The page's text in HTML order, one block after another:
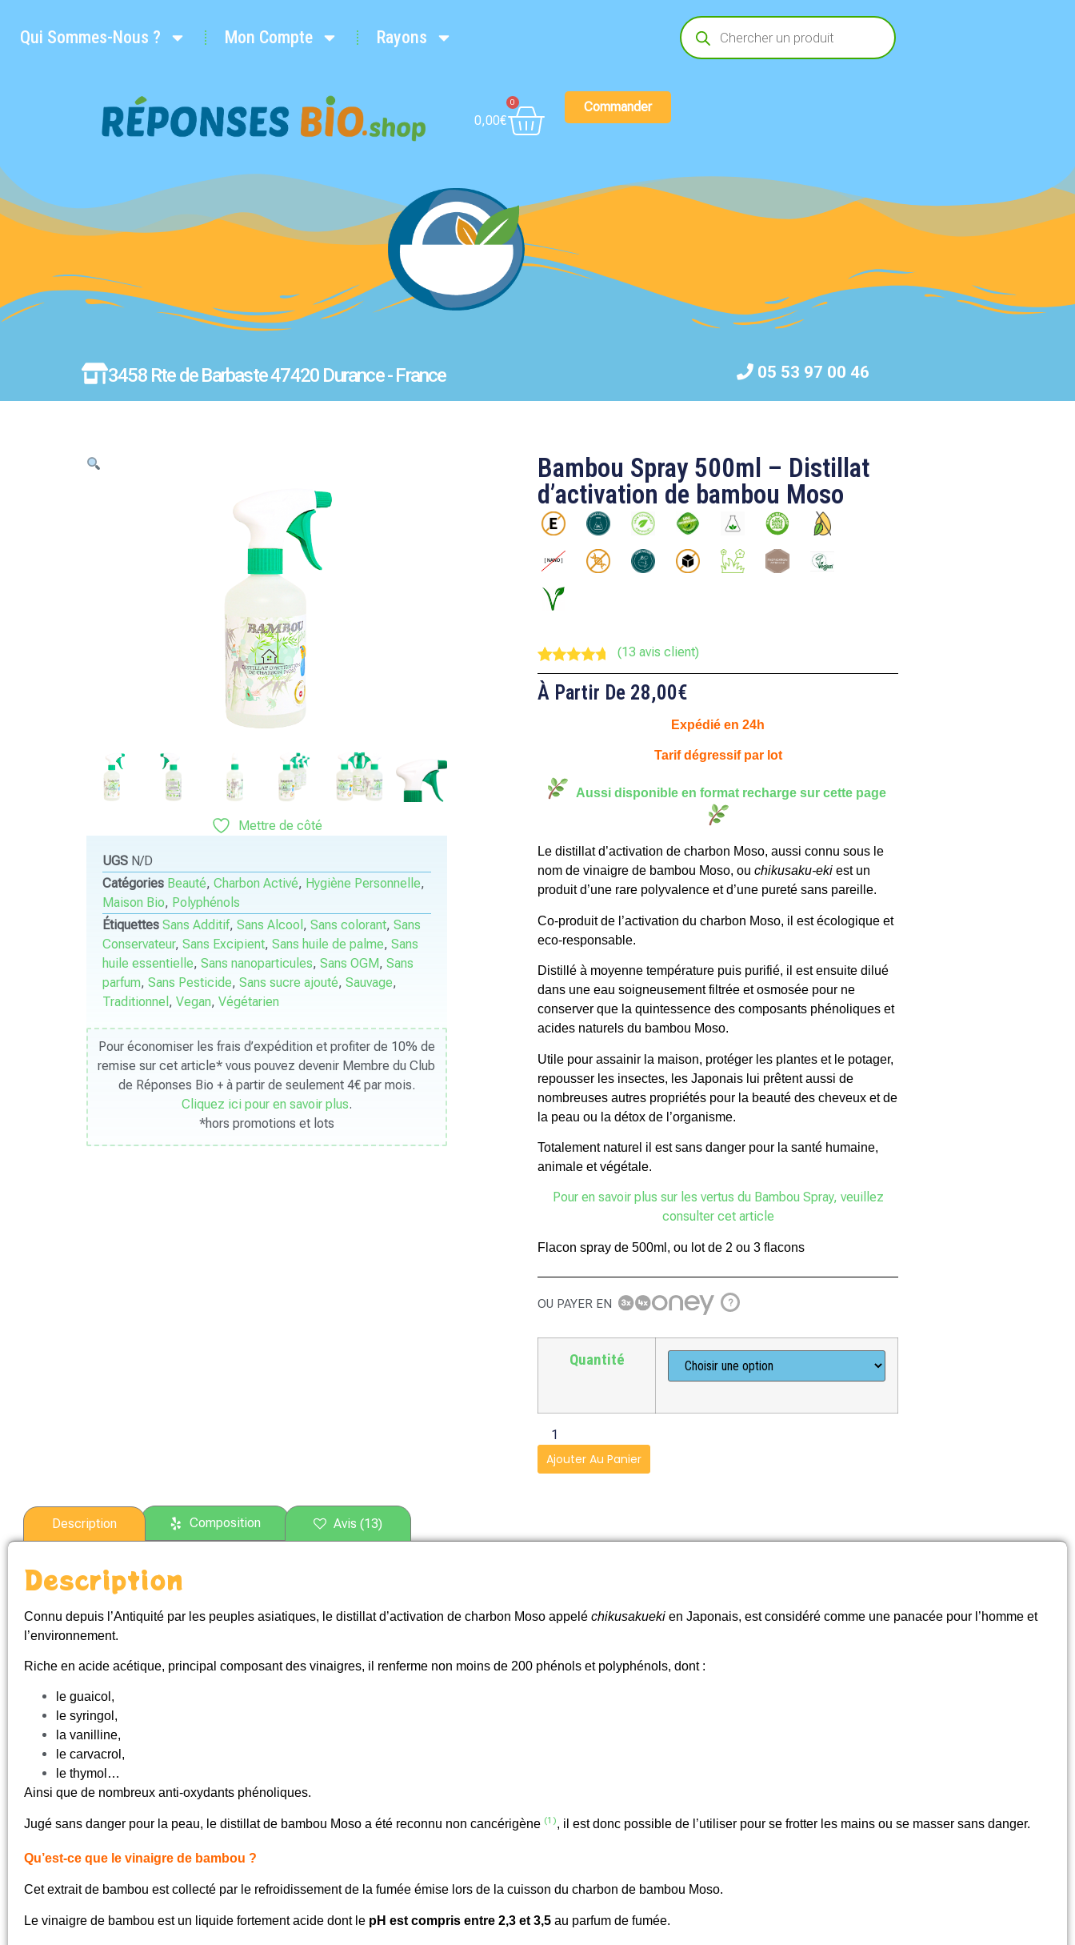
Qui Sommes-Nous ? Mon Compte Rayons
0,00€
0 Commander
3458 Rte de Barbaste 47420 Durance - France 05 53 97 00 46
Mettre de côté
UGS N/D
Catégories Beauté, Charbon Activé, Hygiène Personnelle,
Maison Bio, Polyphénols
Étiquettes Sans Additif, Sans Alcool , Sans colorant, Sans
Conservateur, Sans Excipient, Sans huile de palme, Sans
huile essentielle, Sans nanoparticules, Sans OGM, Sans
parfum, Sans Pesticide, Sans sucre ajouté, Sauvage,
Traditionnel , Vegan, Végétarien
Pour économiser les frais d’expédition et profiter de 10% de
remise sur cet article* vous pouvez devenir Membre du Club
de Réponses Bio + à partir de seulement 4€ par mois.
Cliquez ici pour en savoir plus.
*hors promotions et lots
Bambou Spray 500ml – Distillat
d’activation de bambou Moso
Noté4.46
sur 5
basé
13
(13 avis client)
À Partir De 28,00€
Expédié en 24h
Tarif dégressif par lot
Aussi disponible en format recharge sur cette page
Le distillat d’activation de charbon Moso, aussi connu sous le
nom de vinaigre de bambou Moso, ou chikusaku-eki est un
produit d’une rare polyvalence et d’une pureté sans pareille.
Co-produit de l’activation du charbon Moso, il est écologique et
eco-responsable.
Distillé à moyenne température puis purifié, il est ensuite dilué
dans une eau soigneusement filtrée et osmosée pour ne
conserver que la quintessence des composants phénoliques et
acides naturels du bambou Moso.
Utile pour assainir la maison, protéger les plantes et le potager,
repousser les insectes, les Japonais lui prêtent aussi de
nombreuses autres propriétés pour la beauté des cheveux et de
la peau ou la détox de l’organisme.
Totalement naturel il est sans danger pour la santé humaine,
animale et végétale.
Pour en savoir plus sur les vertus du Bambou Spray, veuillez
consulter cet article
Flacon spray de 500ml, ou lot de 2 ou 3 flacons
OU PAYER EN ?
Quantité
Ajouter Au Panier
Description Composition Avis (13)
Description
Connu depuis l’Antiquité par les peuples asiatiques, le distillat d’activation de charbon Moso appelé chikusakueki en Japonais, est considéré comme une panacée pour l’homme et
l’environnement.
Riche en acide acétique, principal composant des vinaigres, il renferme non moins de 200 phénols et polyphénols, dont :
le guaicol,
le syringol,
la vanilline,
le carvacrol,
le thymol…
Ainsi que de nombreux anti-oxydants phénoliques.
Jugé sans danger pour la peau, le distillat de bambou Moso a été reconnu non cancérigène (1), il est donc possible de l’utiliser pour se frotter les mains ou se masser sans danger.
Qu’est-ce que le vinaigre de bambou ?
Cet extrait de bambou est collecté par le refroidissement de la fumée émise lors de la cuisson du charbon de bambou Moso.
Le vinaigre de bambou est un liquide fortement acide dont le pH est compris entre 2,3 et 3,5 au parfum de fumée.